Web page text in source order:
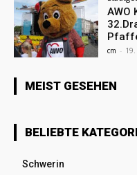
AWO
cm -
MEIST GESEHEN
BELIEBTE
Schwerin